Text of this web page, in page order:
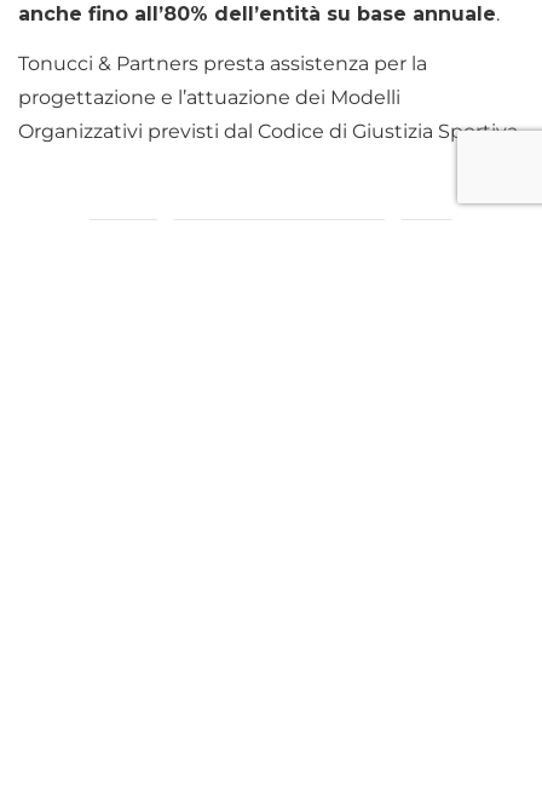
anche fino all’80% dell’entità su base annuale.
Tonucci & Partners presta assistenza per la
progettazione e l’attuazione dei Modelli
Organizzativi previsti dal Codice di Giustizia Sportiva.